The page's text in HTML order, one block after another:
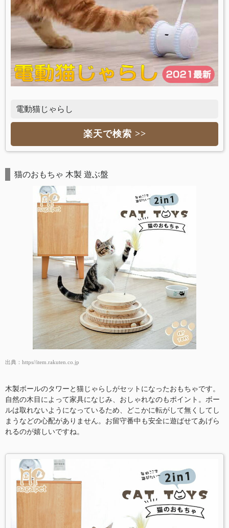
電動猫じゃらし
楽天で検索 >>
猫のおもちゃ 木製 遊ぶ盤
出典： https//item.rakuten.co.jp
木製ボールのタワーと猫じゃらしがセットになったおもちゃです。
自然の木目によって家具になじみ、おしゃれなのもポイント。ボー
ルは取れないようになっているため、どこかに転がして無くしてし
まうなどの心配がありません。お留守番中も安全に遊ばせてあげら
れるのが嬉しいですね。